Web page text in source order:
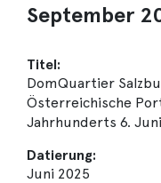
September
Titel:
DomQuartier
Österreichische
Jahrhunderts 6.
Datierung:
Juni 2025